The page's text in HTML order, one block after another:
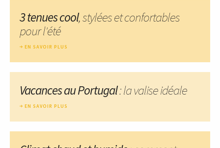
3 tenues cool, stylées et confortables
pour l'été
EN SAVOIR PLUS
Vacances au Portugal: la valise idéale
EN SAVOIR PLUS